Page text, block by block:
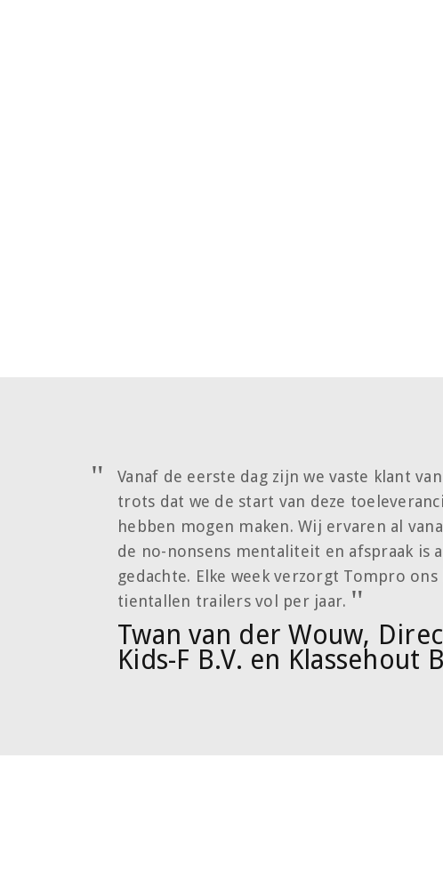
Vanaf de eerste dag zijn we vaste klant
trots dat we de start van deze
hebben mogen maken. Wij ervaren al
de no-nonsens mentaliteit en afspraak is
gedachte. Elke week verzorgt Tompro ons
tientallen trailers vol per jaar.
Twan van der Wouw,
Kids-F B.V. en Klassehout